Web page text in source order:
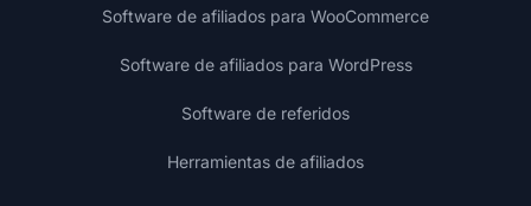
Software de afiliados para WooCommerce
Software de afiliados para WordPress
Software de referidos
Herramientas de afiliados